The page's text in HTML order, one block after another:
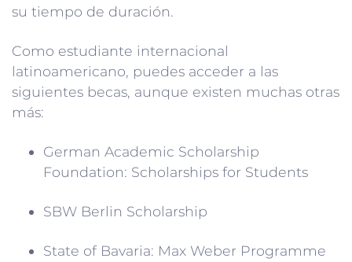
su tiempo de duración.
Como estudiante internacional
latinoamericano, puedes acceder a las
siguientes becas, aunque existen muchas otras
más:
German Academic Scholarship
Foundation: Scholarships for Students
SBW Berlin Scholarship
State of Bavaria: Max Weber Programme